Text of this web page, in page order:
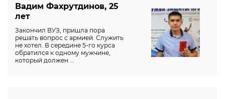
Вадим Фахрутдинов, 25
лет
Закончил ВУЗ, пришла пора
решать вопрос с армией. Служить
не хотел. В середине 5-го курса
обратился к одному мужчине,
который должен ...